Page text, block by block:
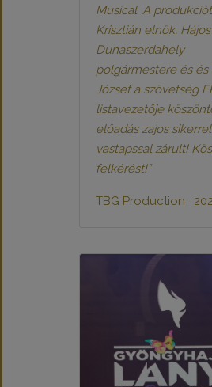
Musical. A
Krisztián elnök,
Dunaszerdahely
polgármestere és és
József a szövetség
listavezetője
előadás zajos
vastapssal zárult!
felkérést!”
TBG Production